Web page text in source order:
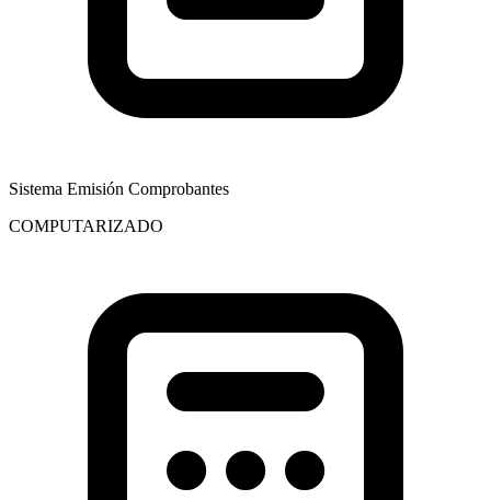
Sistema Emisión Comprobantes
COMPUTARIZADO